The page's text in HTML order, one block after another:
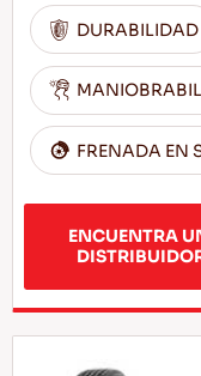
DURABILIDAD
FRENADA EN
ENCUENTRA